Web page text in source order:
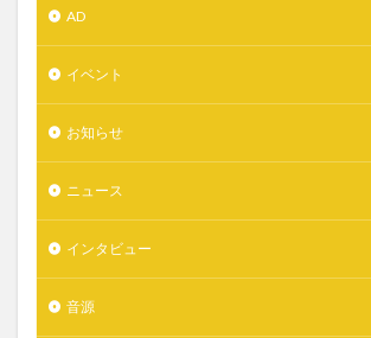
AD
イベント
お知らせ
ニュース
インタビュー
音源